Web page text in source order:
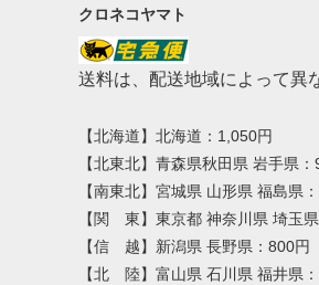
クロネコヤマト
送料は、配送地域によって異
【北海道】北海道：1,050円
【北東北】青森県秋田県 岩手県：
【南東北】宮城県 山形県 福島県
【関 東】東京都 神奈川県 埼玉
【信 越】新潟県 長野県：800円
【北 陸】富山県 石川県 福井県